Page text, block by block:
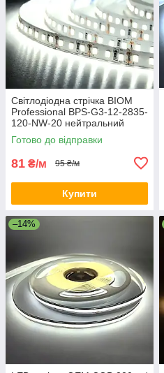
Світлодіодна стрічка BIOM
Professional BPS-G3-12-2835-
120-NW-20 нейтральний
білий, негерметична, 1м
Готово до відправки
81 ₴/м 95 ₴/м
Купити
–14%